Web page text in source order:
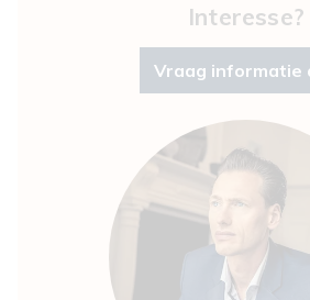
Interesse?
Vraag informatie